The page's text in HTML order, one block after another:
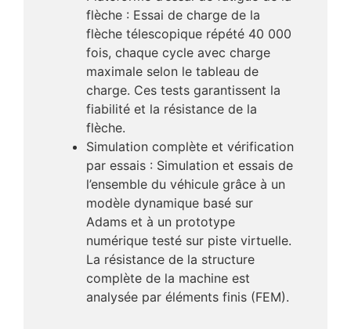
flèche : Essai de charge de la
flèche télescopique répété 40 000
fois, chaque cycle avec charge
maximale selon le tableau de
charge. Ces tests garantissent la
fiabilité et la résistance de la
flèche.
Simulation complète et vérification
par essais : Simulation et essais de
l’ensemble du véhicule grâce à un
modèle dynamique basé sur
Adams et à un prototype
numérique testé sur piste virtuelle.
La résistance de la structure
complète de la machine est
analysée par éléments finis (FEM).